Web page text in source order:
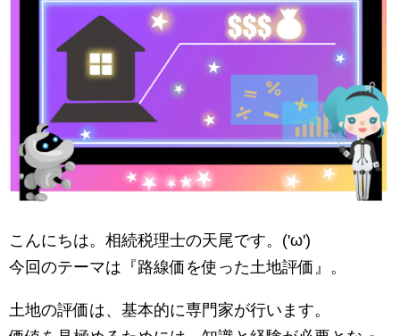
こんにちは。相続税理士の天尾です。('ω')
今回のテーマは『路線価を使った土地評価』。
土地の評価は、基本的に専門家が行います。